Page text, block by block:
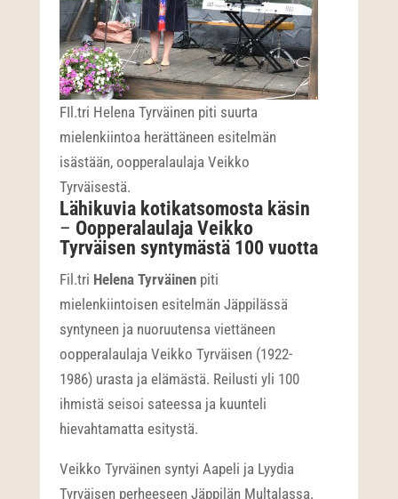
FIl.tri Helena Tyrväinen piti suurta
mielenkiintoa herättäneen esitelmän
isästään, oopperalaulaja Veikko
Tyrväisestä.
Lähikuvia kotikatsomosta käsin
– Oopperalaulaja Veikko
Tyrväisen syntymästä 100 vuotta
Fil.tri Helena Tyrväinen piti
mielenkiintoisen esitelmän Jäppilässä
syntyneen ja nuoruutensa viettäneen
oopperalaulaja Veikko Tyrväisen (1922-
1986) urasta ja elämästä. Reilusti yli 100
ihmistä seisoi sateessa ja kuunteli
hievahtamatta esitystä.
Veikko Tyrväinen syntyi Aapeli ja Lyydia
Tyrväisen perheeseen Jäppilän Multalassa.